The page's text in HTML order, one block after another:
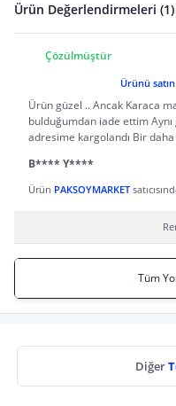
Ürün Değerlendirmeleri (1)
Çözülmüştür
Ürünü satın
Ürün güzel .. Ancak Karaca
bulduğumdan iade ettim
adresime kargolandı Bir
B**** Y****
Ürün PAKSOYMARKET
Tüm
Diğer